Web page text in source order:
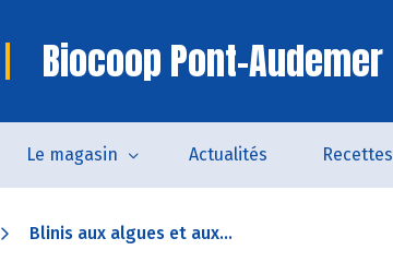
Biocoop Pont-Audemer
Le magasin Actualités Recettes
Blinis aux algues et aux...